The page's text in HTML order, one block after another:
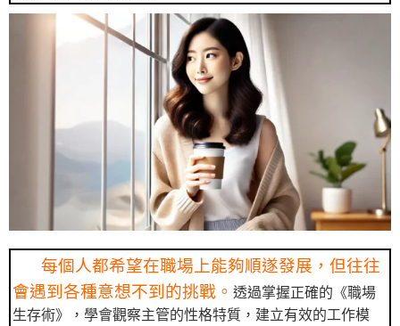
每個人都希望在職場上能夠順遂發展，但往往
會遇到各種意想不到的挑戰。 透過掌握正確的《職場
生存術》，學會觀察主管的性格特質，建立有效的工作模